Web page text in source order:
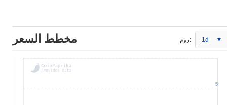
مخطط السعر زوم: 1d
5